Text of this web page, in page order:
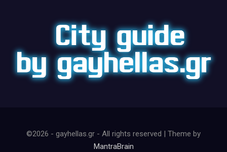
©2026 - gayhellas.gr - All rights reserved | Theme by
MantraBrain